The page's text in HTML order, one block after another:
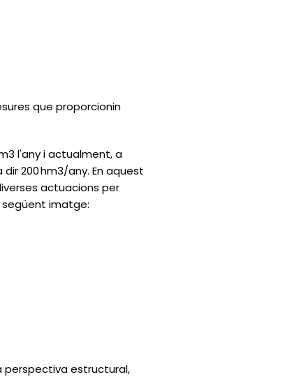
que proporcionin
l'any i actualment, a
200 hm3/any. En aquest
actuacions per
següentimatge:
perspectiva estructural,